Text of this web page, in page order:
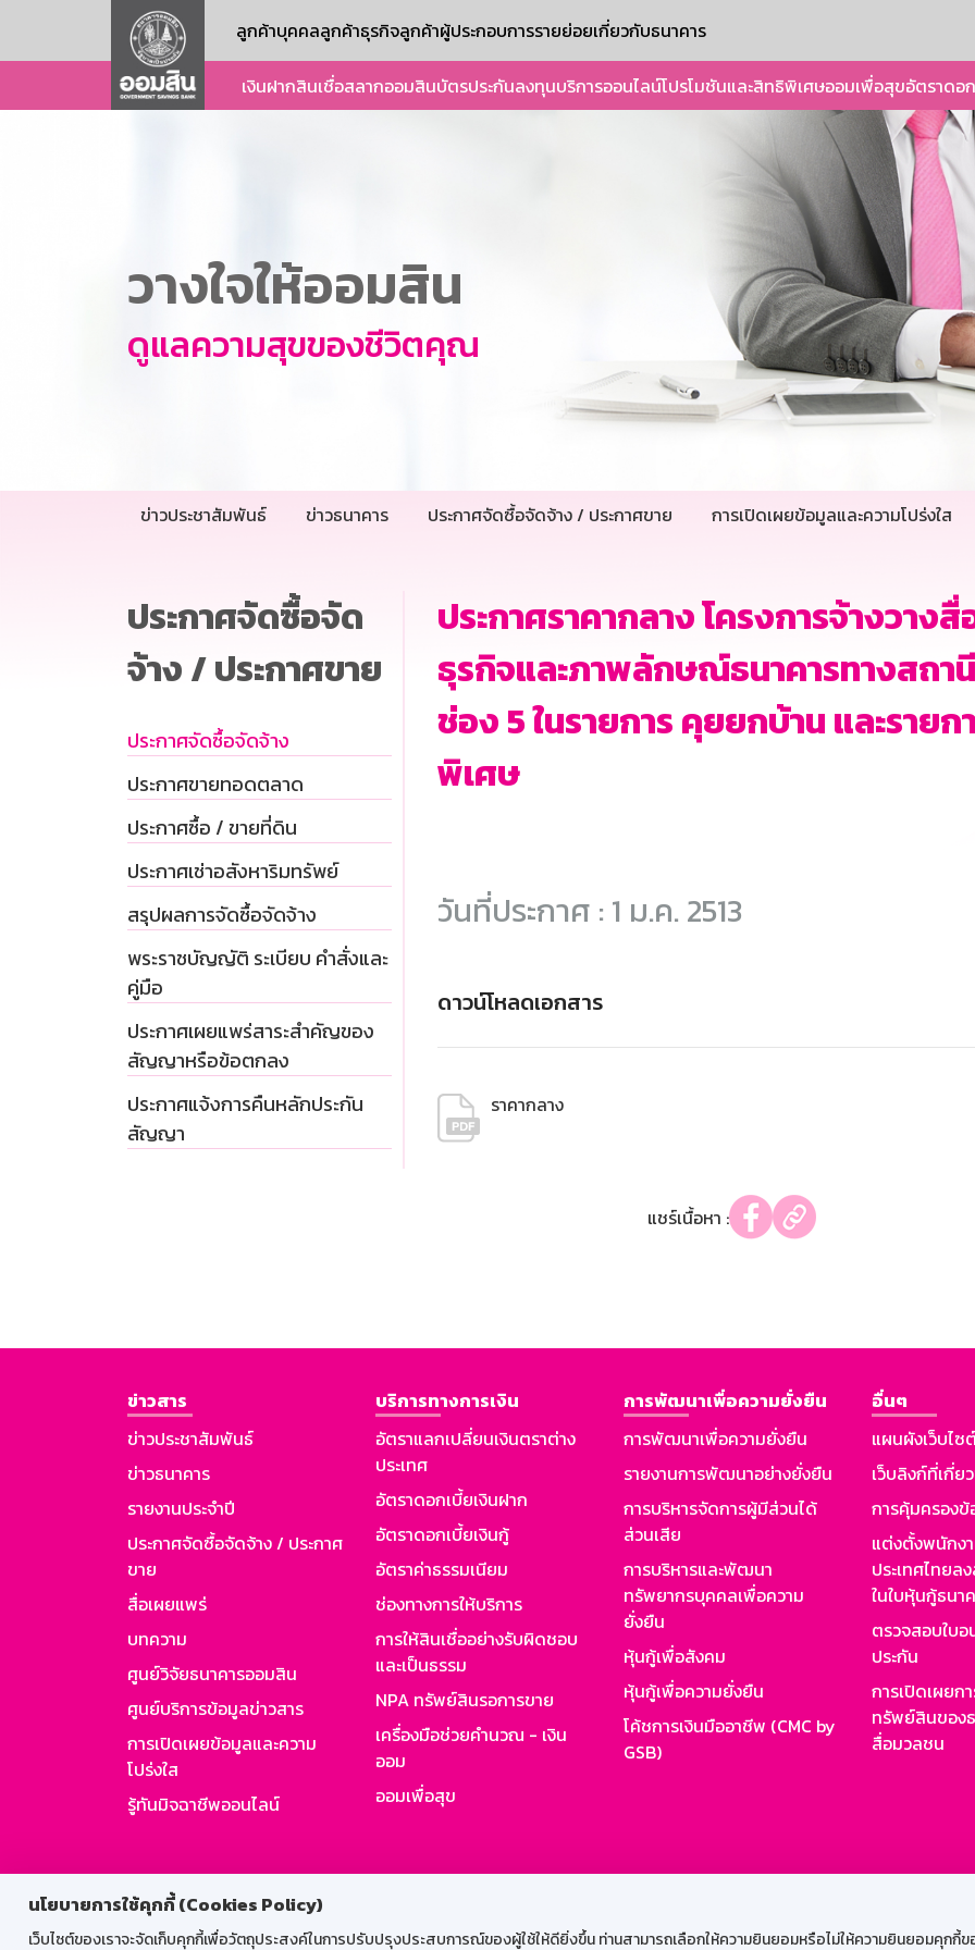
นโยบายการใช้คุกกี้ (Cookies Policy)
เว็บไซต์ของเราจะจัดเก็บคุกกี้เพื่อวัตถุประสงค์ในการปรับปรุงประสบการณ์ของผู้ใช้ให้ดียิ่งขึ้น ท่านสามารถเลือกให้ความยินยอมหรือไม่ให้ความยินยอมคุกกี้ข
ลูกค้าบุคคลลูกค้าธุรกิจลูกค้าผู้ประกอบการรายย่อยเกี่ยวกับธนาคาร
เงินฝากสินเชื่อสลากออมสินบัตรประกันลงทุนบริการออนไลน์โปรโมชันและสิทธิพิเศษออมเพื่อสุขอัตราดอ
วางใจให้ออมสิน
ดูแลความสุขของชีวิตคุณ
ข่าวประชาสัมพันธ์ ข่าวธนาคาร ประกาศจัดซื้อจัดจ้าง / ประกาศขาย การเปิดเผยข้อมูลและความโปร่งใส
ประกาศจัดซื้อจัด
จ้าง / ประกาศขาย
ประกาศจัดซื้อจัดจ้าง
ประกาศขายทอดตลาด
ประกาศซื้อ / ขายที่ดิน
ประกาศเช่าอสังหาริมทรัพย์
สรุปผลการจัดซื้อจัดจ้าง
พระราชบัญญัติ ระเบียบ คำสั่งและ
คู่มือ
ประกาศเผยแพร่สาระสำคัญของ
สัญญาหรือข้อตกลง
ประกาศแจ้งการคืนหลักประกัน
สัญญา
ประกาศราคากลาง โครงการจ้างวา
ธุรกิจและภาพลักษณ์ธนาคารทางสถ
ช่อง 5 ในรายการ คุยยกบ้าน และราย
พิเศษ
วันที่ประกาศ : 1 ม.ค. 2513
ดาวน์โหลดเอกสาร
ราคากลาง
แชร์เนื้อหา :
ข่าวสาร
ข่าวประชาสัมพันธ์
ข่าวธนาคาร
รายงานประจำปี
ประกาศจัดซื้อจัดจ้าง / ประกาศ
ขาย
สื่อเผยแพร่
บทความ
ศูนย์วิจัยธนาคารออมสิน
ศูนย์บริการข้อมูลข่าวสาร
การเปิดเผยข้อมูลและความ
โปร่งใส
รู้ทันมิจฉาชีพออนไลน์
บริการทางการเงิน
อัตราแลกเปลี่ยนเงินตราต่าง
ประเทศ
อัตราดอกเบี้ยเงินฝาก
อัตราดอกเบี้ยเงินกู้
อัตราค่าธรรมเนียม
ช่องทางการให้บริการ
การให้สินเชื่ออย่างรับผิดชอบ
และเป็นธรรม
NPA ทรัพย์สินรอการขาย
เครื่องมือช่วยคำนวณ - เงิน
ออม
ออมเพื่อสุข
การพัฒนาเพื่อความยั่งยืน
การพัฒนาเพื่อความยั่งยืน
รายงานการพัฒนาอย่างยั่งยืน
การบริหารจัดการผู้มีส่วนได้
ส่วนเสีย
การบริหารและพัฒนา
ทรัพยากรบุคคลเพื่อความ
ยั่งยืน
หุ้นกู้เพื่อสังคม
หุ้นกู้เพื่อความยั่งยืน
โค้ชการเงินมืออาชีพ (CMC by
GSB)
อื่นๆ
แผนผังเว็บไซ
เว็บลิงก์ที่เกี่ย
การคุ้มครอง
แต่งตั้งพนักง
ประเทศไทยล
ในใบหุ้นกู้ธนา
ตรวจสอบใบ
ประกัน
การเปิดเผยก
ทรัพย์สินของ
สื่อมวลชน